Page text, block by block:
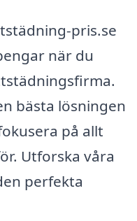
pris.se
när du
bästa lösningen
på allt
Utforska våra
perfekta